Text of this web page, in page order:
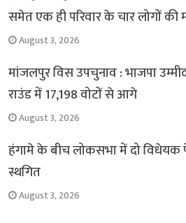
समेत एक ही परिवार के चार लोगों की
August 3, 2026
मांजलपुर विस उपचुनाव : भाजपा
राउंड में 17,198 वोटों से आगे
August 3, 2026
हंगामे के बीच लोकसभा में दो विधेयक
स्थगित
August 3, 2026